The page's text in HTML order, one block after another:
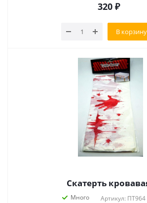
320 ₽
В корзину
Скатерть
Много Артикул: ПТ964